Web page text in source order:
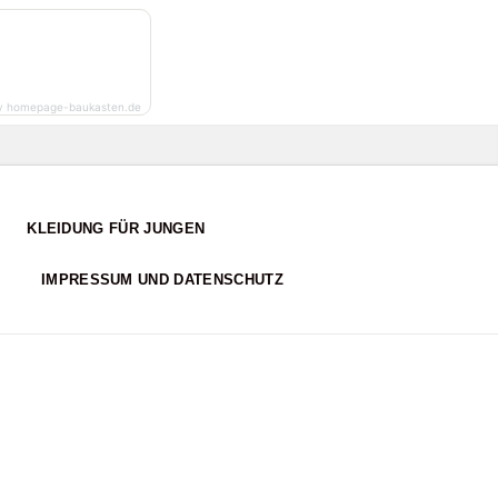
KLEIDUNG FÜR JUNGEN
IMPRESSUM UND DATENSCHUTZ
homepage-baukasten.de